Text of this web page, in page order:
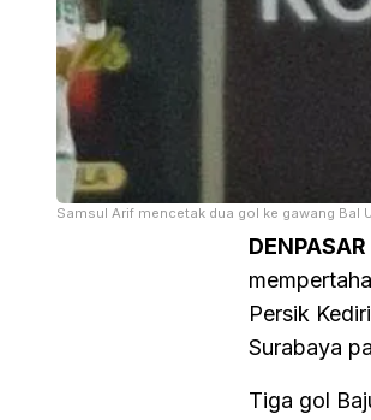
Samsul Arif mencetak dua gol ke gawang Bal
Persik
Surabaya
Tiga gol